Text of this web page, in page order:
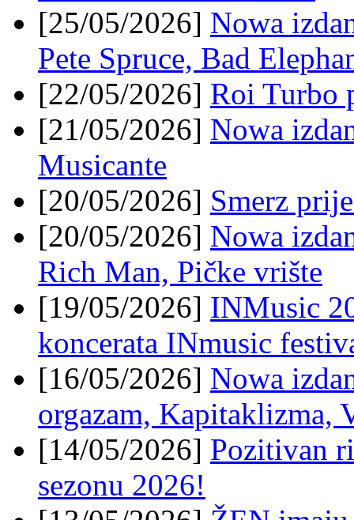
[25/05/2026] Nowa
Pete Spruce, Bad
[22/05/2026] Roi Turbo
[21/05/2026] Nowa
Musicante
[20/05/2026] Smerz
[20/05/2026] Nowa
Rich Man, Pičke vrište
[19/05/2026] INMusic
koncerata INmusic
[16/05/2026] Nowa
orgazam, Kapitaklizma,
[14/05/2026] Pozitivan
sezonu 2026!